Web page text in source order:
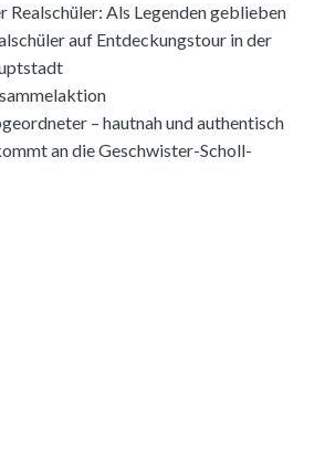
Realschüler: Als Legenden geblieben
auf Entdeckungstour in der
– hautnah und authentisch
an die Geschwister-Scholl-